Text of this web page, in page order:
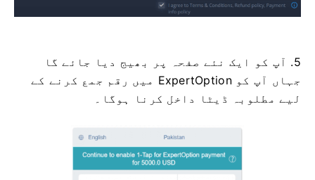
5. آپ کو ایک نئے صفحہ پر بھیج دیا جائے گا
جہاں آپ کو ExpertOption میں رقم جمع کرنے کے
لیے مطلوبہ ڈیٹا داخل کرنا ہوگا۔